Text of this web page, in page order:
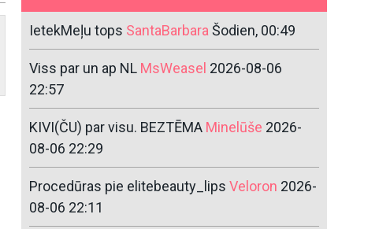
IetekMeļu tops SantaBarbaraŠodien, 00:49
Viss par un ap NL MsWeasel 2026-08-06
22:57
KIVI(ČU) par visu. BEZTĒMA Minelūše 2026-
08-06 22:29
Procedūras pie elitebeauty_lips Veloron 2026-
08-06 22:11